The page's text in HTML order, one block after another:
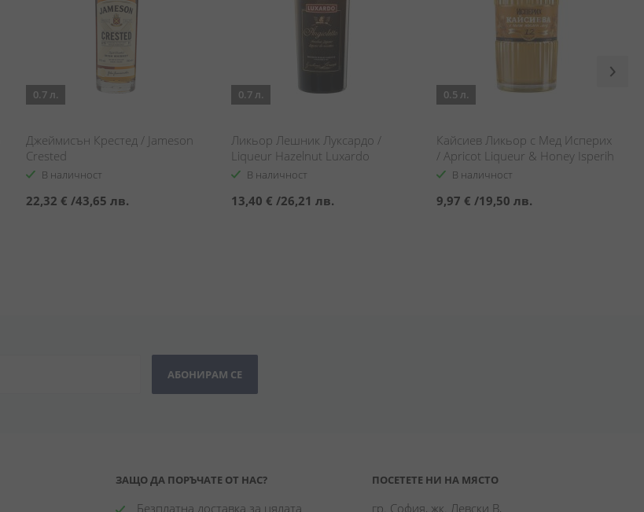
0.7 л.
Джеймисън Крестед / Jameson
Crested
В наличност
22,32 € /43,65 лв.
0.7 л.
Ликьор Лешник Луксардо /
Liqueur Hazelnut Luxardo
В наличност
13,40 € /26,21 лв.
0.5 л.
Кайсиев Ликьор с Мед Исперих
/ Apricot Liqueur & Honey Isperih
В наличност
9,97 € /19,50 лв.
АБОНИРАМ СЕ
ЗАЩО ДА ПОРЪЧАТЕ ОТ НАС?
Безплатна доставка за цялата
ПОСЕТЕТЕ НИ НА МЯСТО
гр. София, жк. Левски В,